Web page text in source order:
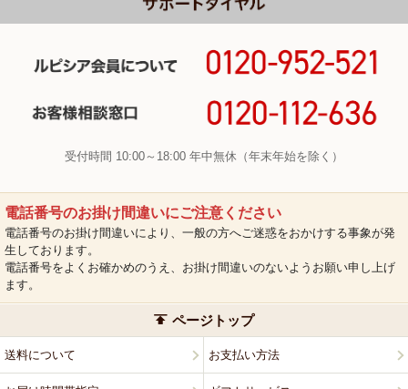
受付時間 10:00～18:00 年中無休（年末年始を除く）
電話番号のお掛け間違いにご注意ください
電話番号のお掛け間違いにより、一般の方へご迷惑をおかけする事象が発
生しております。
電話番号をよくお確かめのうえ、お掛け間違いのないようお願い申し上げ
ます。
ページトップ
送料について お支払い方法